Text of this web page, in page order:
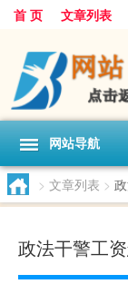
首 页 文章列表
网站导航
> 文章列表 >
政法干警工